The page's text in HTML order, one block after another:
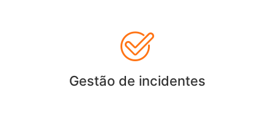
Gestão de incidentes